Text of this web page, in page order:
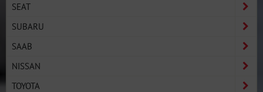
SEAT
SUBARU
SAAB
NISSAN
TOYOTA